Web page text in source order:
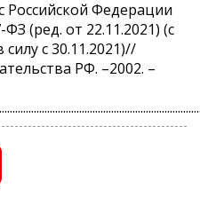
Российской Федерации
(ред. от 22.11.2021) (с
с 30.11.2021)//
РФ. –2002. –